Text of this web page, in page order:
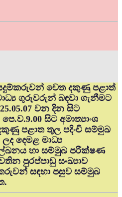
වෙත දකුණු පළාත්
ගුරුවරුන් බඳවා ගැනීමට
වන දින සිට
සිට අමාත්‍යාංශ
පළාත තුල පදිංචි සම්මුඛ
දෙමළ මාධ්‍ය
හා සම්මුඛ පරීක්ෂණ
පුරප්පාඩු සංඛ්‍යාව
සඳහා පසුව සම්මුඛ